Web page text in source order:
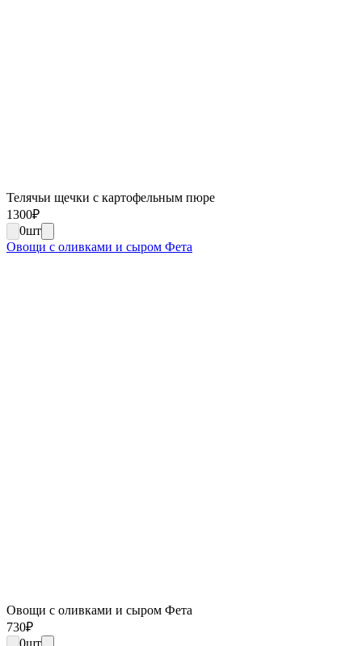
Телячьи щечки с картофельным пюре
1300₽
0шт
Овощи с оливками и сыром Фета
Овощи с оливками и сыром Фета
730₽
0шт